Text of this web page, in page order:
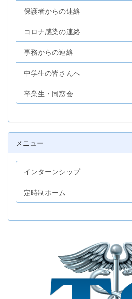
保護者からの連絡
コロナ感染の連絡
事務からの連絡
中学生の皆さんへ
卒業生・同窓会
メニュー
インターンシップ
定時制ホーム